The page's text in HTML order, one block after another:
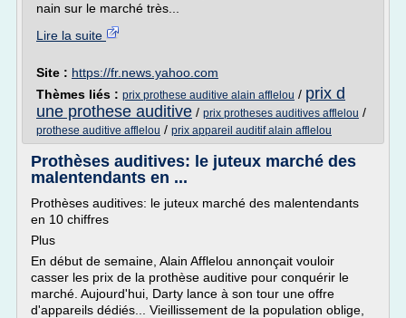
nain sur le marché très...
Lire la suite
Site : https://fr.news.yahoo.com
Thèmes liés : prix prothese auditive alain afflelou / prix d
une prothese auditive / prix protheses auditives afflelou /
prothese auditive afflelou / prix appareil auditif alain afflelou
Prothèses auditives: le juteux marché des
malentendants en ...
Prothèses auditives: le juteux marché des malentendants
en 10 chiffres
Plus
En début de semaine, Alain Afflelou annonçait vouloir
casser les prix de la prothèse auditive pour conquérir le
marché. Aujourd'hui, Darty lance à son tour une offre
d'appareils dédiés... Vieillissement de la population oblige,